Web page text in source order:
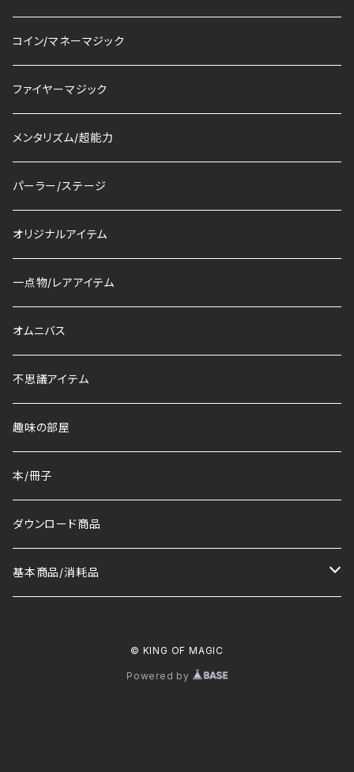
コイン/マネーマジック
ファイヤーマジック
メンタリズム/超能力
パーラー/ステージ
オリジナルアイテム
一点物/レアアイテム
オムニバス
不思議アイテム
趣味の部屋
本/冊子
ダウンロード商品
基本商品/消耗品
© KING OF MAGIC
Powered by